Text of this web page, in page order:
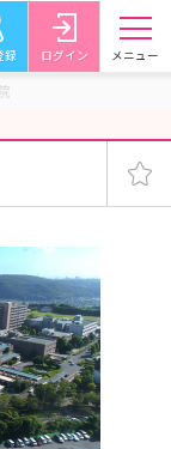
録 ログイン メニュー